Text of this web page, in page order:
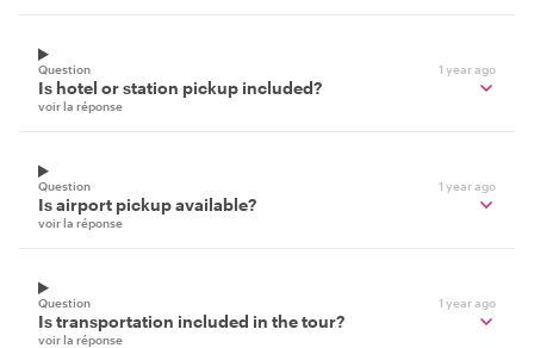
Question 1 year ago
Is hotel or station pickup included?
voir la réponse
Question 1 year ago
Is airport pickup available?
voir la réponse
Question 1 year ago
Is transportation included in the tour?
voir la réponse